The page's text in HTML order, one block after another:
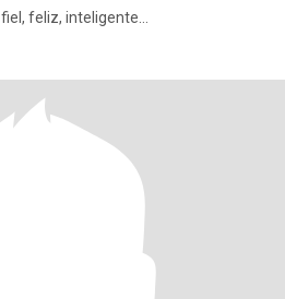
feliz, inteligente…